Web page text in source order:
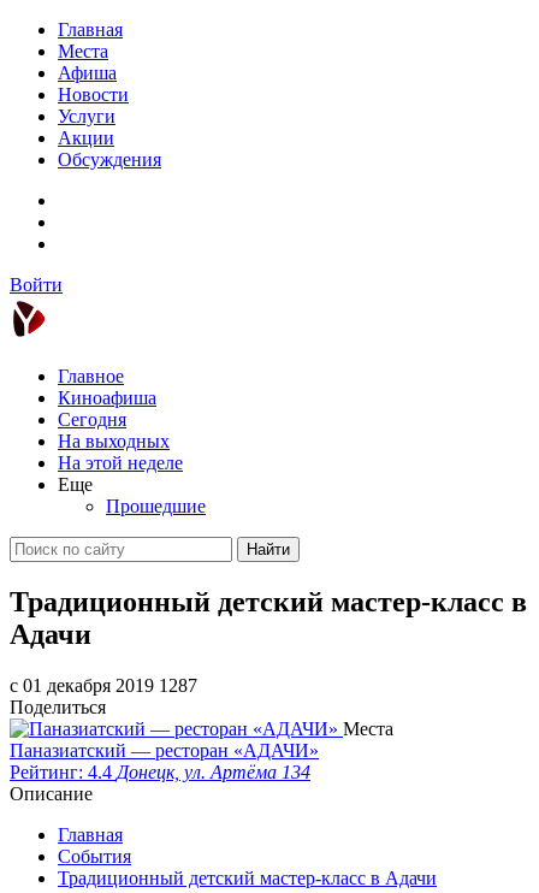
Главная
Места
Афиша
Новости
Услуги
Акции
Обсуждения
Войти
Главное
Киноафиша
Сегодня
На выходных
На этой неделе
Еще
Прошедшие
Найти
Традиционный детский мастер-класс в
Адачи
c 01 декабря 2019 1287
Поделиться
Места
Паназиатский — ресторан «АДАЧИ»
Рейтинг: 4.4 Донецк, ул. Артёма 134
Описание
Главная
События
Традиционный детский мастер-класс в Адачи